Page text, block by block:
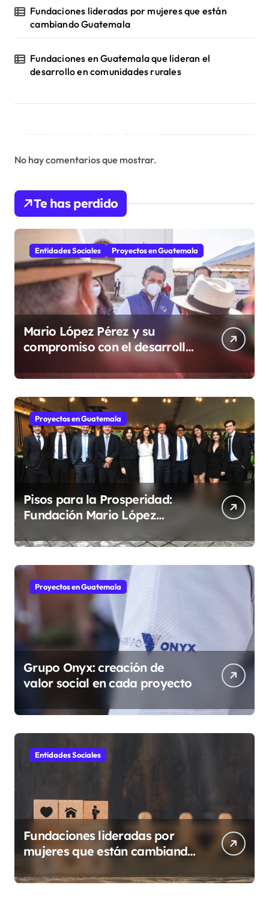
Fundaciones lideradas por mujeres que están
cambiando Guatemala
Fundaciones en Guatemala que lideran el
desarrollo en comunidades rurales
No hay comentarios que mostrar.
Te has perdido
Entidades Sociales Proyectos en Guatemala
Mario López Pérez y su
compromiso con el desarrollo
social desde la Fundación
Mario López Estrada
Proyectos en Guatemala
Pisos para la Prosperidad:
Fundación Mario López
guatemaltecas
Proyectos en Guatemala
Grupo Onyx: creación de
valor social en cada proyecto
Entidades Sociales
Fundaciones lideradas por
mujeres que están cambiando
Guatemala